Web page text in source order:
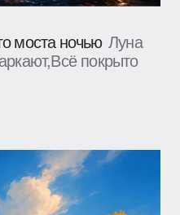
моста ночью Луна
покрыто